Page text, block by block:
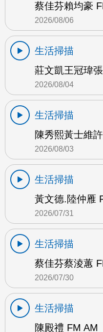
蔡佳芬賴均豪
2026/08/06
生活掃描
莊文凱王冠瑋
2026/08/04
生活掃描
陳秀熙黃士維
2026/08/03
生活掃描
黃文德.陸仲雁
2026/07/31
生活掃描
蔡佳芬蔡淩蕙
2026/07/30
生活掃描
陳殿禮 FM AM